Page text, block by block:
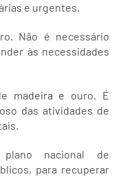
e urgentes.
Não é necessário
às necessidades
madeira e ouro. É
das atividades de
nacional de
para recuperar